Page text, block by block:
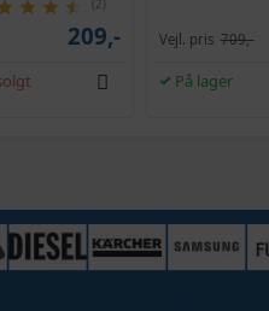
- Orkidé
Yorks skyline
Orkidé
(2)
209,- Vejl. pris 709,-
På lager